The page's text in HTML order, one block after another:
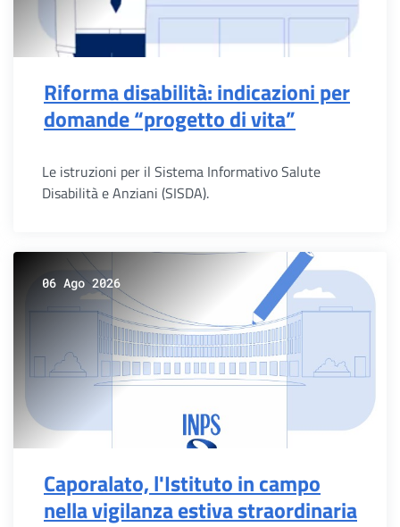
Riforma disabilità: indicazioni per
domande “progetto di vita”
Le istruzioni per il Sistema Informativo Salute
Disabilità e Anziani (SISDA).
06 Ago 2026
Caporalato, l'Istituto in campo
nella vigilanza estiva straordinaria